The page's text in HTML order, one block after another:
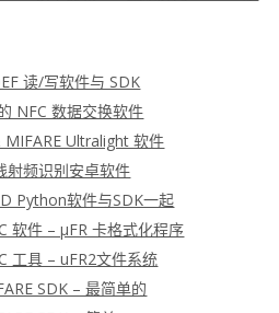
读/写软件与 SDK
NFC 数据交换软件
MIFARE Ultralight 软件
射频识别安卓软件
Python软件与SDK一起
软件 – μFR 卡格式化程序
工具 – uFR2文件系统
SDK – 最简单的